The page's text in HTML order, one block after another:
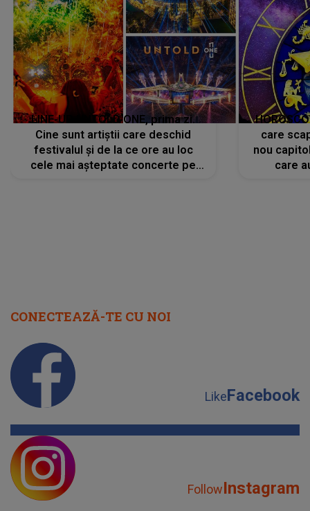
LINE-UP UNTOLD ONE, prima zi.
Cine sunt artiștii care deschid
festivalul și de la ce ore au loc
cele mai așteptate concerte pe
care
nou
care
CONECTEAZĂ-TE CU NOI
LikeFacebook
FollowInstagram